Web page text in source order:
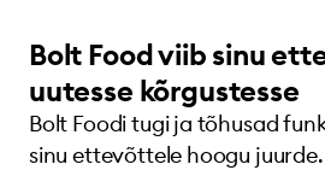
Bolt Food viib sinu
uutesse kõrgustesse
Bolt Foodi tugi ja tõhusad
sinu ettevõttele hoogu juurde.